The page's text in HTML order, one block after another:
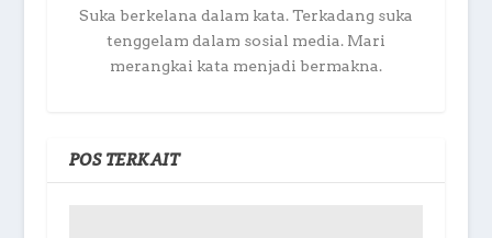
Suka berkelana dalam kata. Terkadang suka
tenggelam dalam sosial media. Mari
merangkai kata menjadi bermakna.
POS TERKAIT